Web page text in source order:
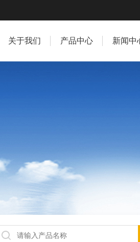
关于我们 产品中心 新闻中